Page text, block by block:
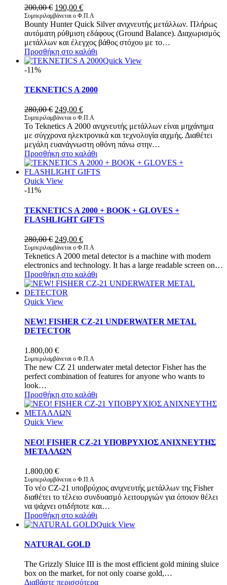
200,00€ Original
price
was:
200,00 €.
190,00 €Η
τρέχουσα
τιμή
είναι:
190,00 €.
Συμπεριλαμβάνεται ο Φ.Π.Α
Bounty Hunter Quick Silver ανιχνευτής μετάλλων. Πλήρως
αυτόματη ρύθμιση εδάφους (Ground Balance). Διαχωρισμός
μετάλλων και έλεγχος βάθος στόχου με το…
Προσθήκη στο καλάθι
Quick View
-11%
TEKNETICS A 2000
280,00€ Original
price
was:
280,00 €.
249,00 €Η
τρέχουσα
τιμή
είναι:
249,00 €.
Συμπεριλαμβάνεται ο Φ.Π.Α
Το Teknetics A 2000 ανιχνευτής μετάλλων είναι μηχάνημα
με σύγχρονα ηλεκτρονικά και τεχνολογία αιχμής. Διαθέτει
μεγάλη ευανάγνωστη οθόνη πάνω στην…
Προσθήκη στο καλάθι
Quick View
-11%
TEKNETICS A 2000 + BOOK + GLOVES +
FLASHLIGHT GIFTS
280,00€ Original
price
was:
280,00 €.
249,00 €Η
τρέχουσα
τιμή
είναι:
249,00 €.
Συμπεριλαμβάνεται ο Φ.Π.Α
Teknetics A 2000 metal detector is a machine with modern
electronics and technology. It has a large readable screen on…
Προσθήκη στο καλάθι
Quick View
NEW! FISHER CZ-21 UNDERWATER METAL
DETECTOR
1.800,00 €
Συμπεριλαμβάνεται ο Φ.Π.Α
The new CZ 21 underwater metal detector Fisher has the
perfect combination of features for anyone who wants to
look…
Προσθήκη στο καλάθι
Quick View
ΝΕΟ! FISHER CZ-21 ΥΠΟΒΡΥΧΙΟΣ ΑΝΙΧΝΕΥΤΗΣ
ΜΕΤΑΛΛΩΝ
1.800,00 €
Συμπεριλαμβάνεται ο Φ.Π.Α
To νέο CZ-21 υποβρύχιος ανιχνευτής μετάλλων της Fisher
διαθέτει το τέλειο συνδυασμό λειτουργιών για όποιον θέλει
να ψάχνει οτιδήποτε και…
Προσθήκη στο καλάθι
Quick View
NATURAL GOLD
The Grizzly Sluice III is the most efficient gold mining sluice
box on the market, for not only coarse gold,…
Διαβάστε περισσότερα